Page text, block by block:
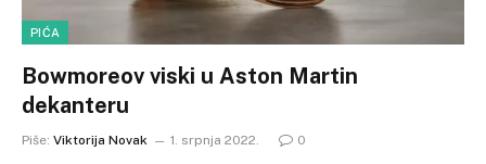
PIĆA
Bowmoreov viski u Aston Martin
dekanteru
Piše: Viktorija Novak 1. srpnja 2022. 0